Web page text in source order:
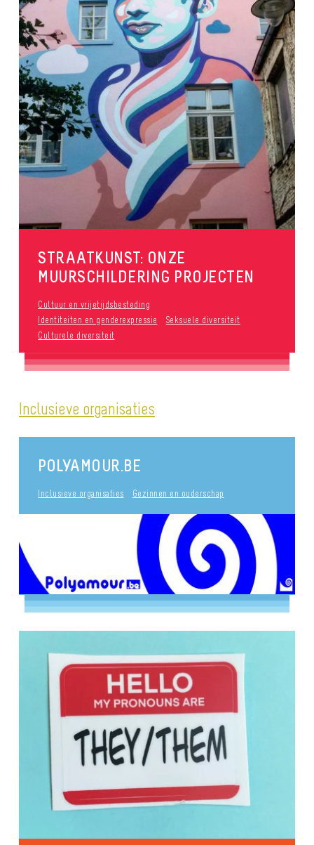
STRAATKUNST: ONZE
MUURSCHILDERING PROJECTEN
Cultuur en vrijetijdsbesteding
Identiteiten en genderexpressie
Seksuele diversiteit
Culturele diversiteit
Inclusieve organisaties
POLYAMOUR.BE
Inclusieve organisaties Gezinnen en ouderschap